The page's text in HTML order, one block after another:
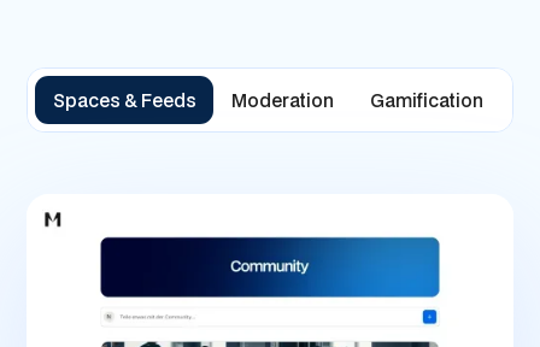
Spaces & Feeds Moderation Gamification